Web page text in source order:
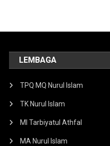
LEMBAGA
TPQ MQ Nurul Islam
TK Nurul Islam
MI Tarbiyatul Athfal
MA Nurul Islam